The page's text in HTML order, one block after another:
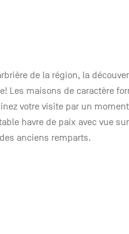
de la région, la
Les maisons de caractère
votre visite par un
havre de paix avec vue
anciens remparts.